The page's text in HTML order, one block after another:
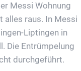
Messi Wohnung
alles raus. In Messi
Liptingen in
Die Entrümpelung
durchgeführt.